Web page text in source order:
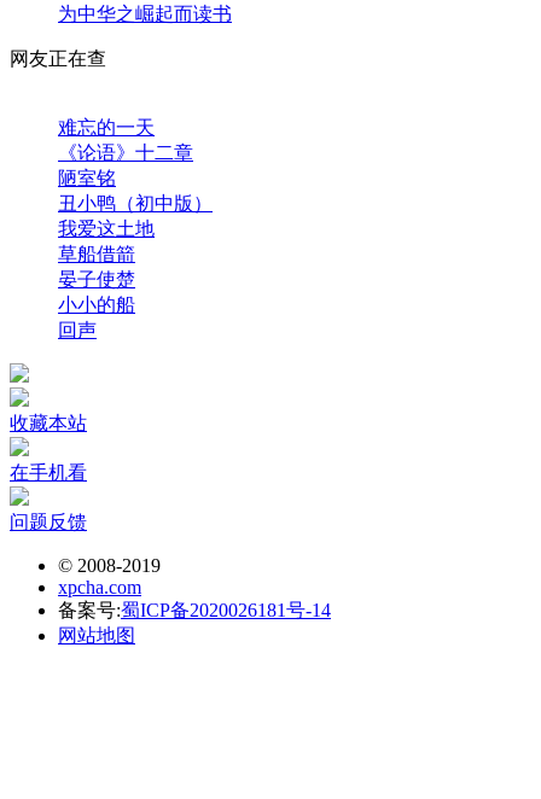
为中华之崛起而读书
网友正在查
难忘的一天
《论语》十二章
陋室铭
丑小鸭（初中版）
我爱这土地
草船借箭
晏子使楚
小小的船
回声
收藏本站
在手机看
问题反馈
© 2008-2019
xpcha.com
备案号:蜀ICP备2020026181号-14
网站地图